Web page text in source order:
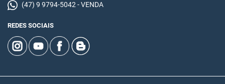
(47) 9 9794-5042 - VENDA
REDES SOCIAIS